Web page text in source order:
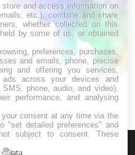
(Sclérose latérale
store and access information on
etc.), combine and share
whether collected on this
by some of us, or obtained
preferences, purchases,
and emails, phone, precise
and offering you services,
across your devices and
phone, audio, and video),
performance, and analysing
consent at any time via the
"set detailed preferences" and
subject to consent. These